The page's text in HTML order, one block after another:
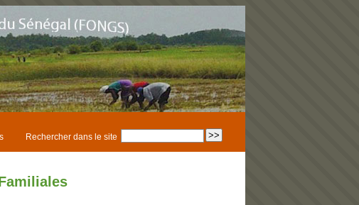
Rechercher dans le site